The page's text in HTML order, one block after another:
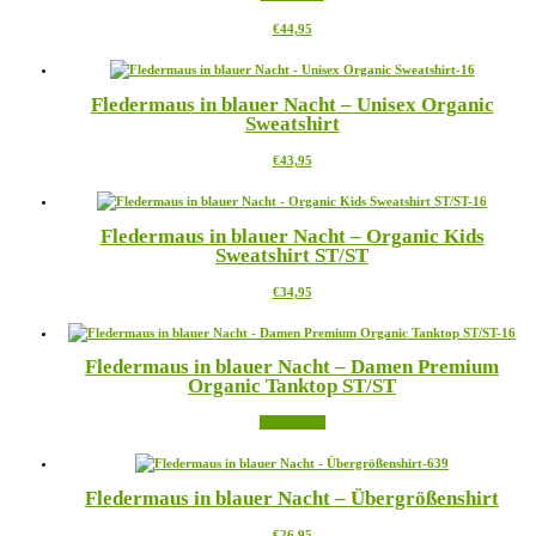
Optionen
auf
Produktseite
gewählt
€44,95Dieses
weist
Varianten
auf.
Optionen
auf
Produktseite
gewählt
Fledermaus in blauer Nacht – Unisex Organic
Sweatshirt
€43,95Dieses
weist
Varianten
auf.
Optionen
auf
Produktseite
gewählt
Fledermaus in blauer Nacht – Organic Kids
Sweatshirt ST/ST
€34,95Dieses
weist
Varianten
auf.
auf
Produktseite
Fledermaus in blauer Nacht – Damen Premium
Organic Tanktop ST/ST
Fledermaus in blauer Nacht – Übergrößenshirt